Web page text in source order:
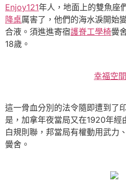
Enjoy121年人，地面上的雙魚座
降桌厲害了，他們的海水淚開始
合液。須進進寄宿護脊工學椅黌
18歲。
幸福空間
這一骨血分別的法令隨即遭到了
是，加拿年夜當局又在1920年經
白規則聯，邦當局有權動用武力
黌舍。